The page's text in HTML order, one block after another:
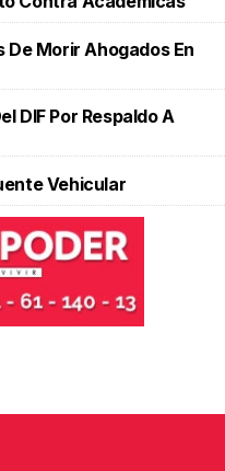
De Morir Ahogados En
DIF Por Respaldo A
Vehicular